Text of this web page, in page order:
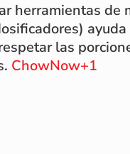
herramientas de
las
ChowNow+1